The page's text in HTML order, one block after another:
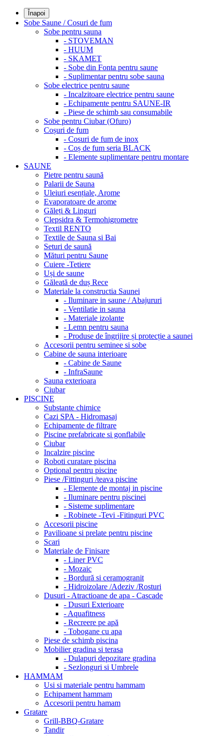
Înapoi
Sobe Saune / Cosuri de fum
Sobe pentru sauna
- STOVEMAN
- HUUM
- SKAMET
- Sobe din Fonta pentru saune
- Suplimentar pentru sobe sauna
Sobe electrice pentru saune
- Incalzitoare electrice pentru saune
- Echipamente pentru SAUNE-IR
- Piese de schimb sau consumabile
Sobe pentru Ciubar (Ofuro)
Coșuri de fum
- Cosuri de fum de inox
- Coș de fum seria BLACK
- Elemente suplimentare pentru montare
SAUNE
Pietre pentru saună
Palarii de Sauna
Uleiuri esențiale, Arome
Evaporatoare de arome
Găleți & Linguri
Clepsidra & Termohigrometre
Textil RENTO
Textile de Sauna si Bai
Seturi de saună
Mături pentru Saune
Cuiere -Tetiere
Uși de saune
Găleată de duș Rece
Materiale la constructia Saunei
- Iluminare in saune / Abajururi
- Ventilatie in sauna
- Materiale izolante
- Lemn pentru sauna
- Produse de îngrijire și protecție a saunei
Accesorii pentru seminee si sobe
Cabine de sauna interioare
- Cabine de Saune
- InfraSaune
Sauna exterioara
Ciubar
PISCINE
Substante chimice
Cazi SPA - Hidromasaj
Echipamente de filtrare
Piscine prefabricate si gonflabile
Ciubar
Incalzire piscine
Roboti curatare piscina
Optional pentru piscine
Piese /Fittinguri /teava piscine
- Elemente de montaj in piscine
- Iluminare pentru piscinei
- Sisteme suplimentare
- Robinete -Tevi -Fitinguri PVC
Accesorii piscine
Pavilioane si prelate pentru piscine
Scari
Materiale de Finisare
- Liner PVC
- Mozaic
- Bordură si ceramogranit
- Hidroizolare /Adeziv /Rosturi
Dusuri - Atractioane de apa - Cascade
- Dusuri Exterioare
- Aquafitness
- Recreere pe apă
- Tobogane cu apa
Piese de schimb piscina
Mobilier gradina si terasa
- Dulapuri depozitare gradina
- Sezlonguri si Umbrele
HAMMAM
Usi si materiale pentru hammam
Echipament hammam
Accesorii pentru hamam
Gratare
Grill-BBQ-Gratare
Tandir